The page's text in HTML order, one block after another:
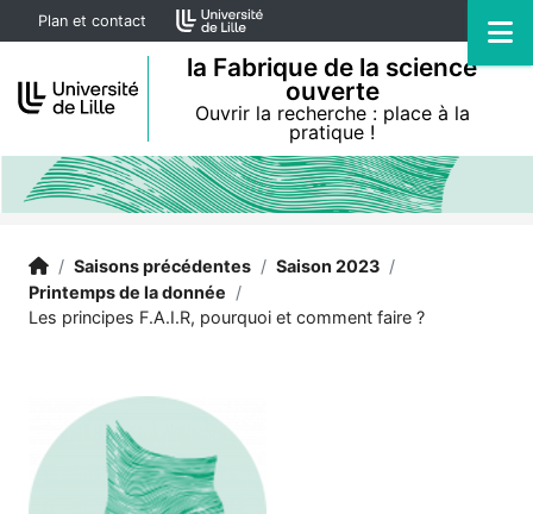
Accéder au menu principal
Accéder au contenu
Plan et contact
la Fabrique de la science
ouverte
Ouvrir la recherche : place à la
pratique !
Accueil
Accueil
/ Saisons précédentes / Saison 2023 /
Printemps de la donnée /
Les principes F.A.I.R, pourquoi et comment faire ?